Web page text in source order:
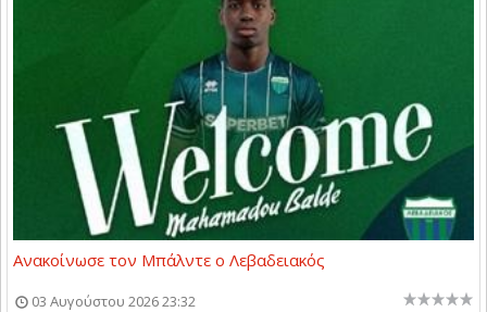
Ανακοίνωσε τον Μπάλντε ο Λεβαδειακός
03 Αυγούστου 2026 23:32